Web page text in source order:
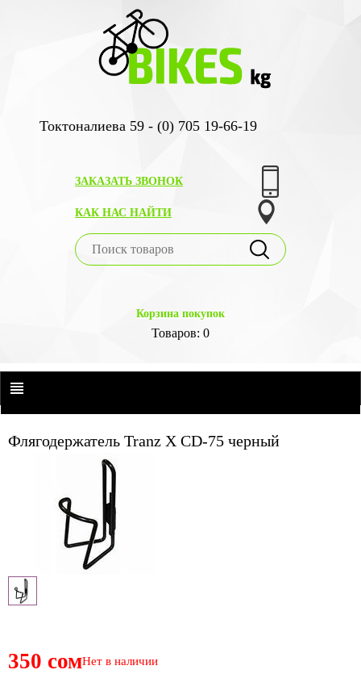
Токтоналиева 59 - (0) 705 19-66-19
ЗАКАЗАТЬ ЗВОНОК
КАК НАС НАЙТИ
Корзина покупок
Товаров: 0
Флягодержатель Tranz X CD-75 черный
350 сомНет в наличии